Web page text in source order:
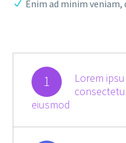
Enim ad minim veniam,
1
Lorem
eiusmod